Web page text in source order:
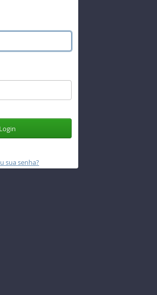
Login
sua senha?